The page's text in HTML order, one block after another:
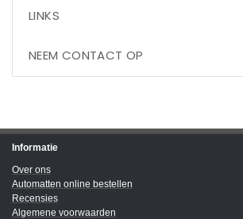
LINKS
NEEM CONTACT OP
Informatie
Over ons
Automatten online bestellen
Recensies
Algemene voorwaarden